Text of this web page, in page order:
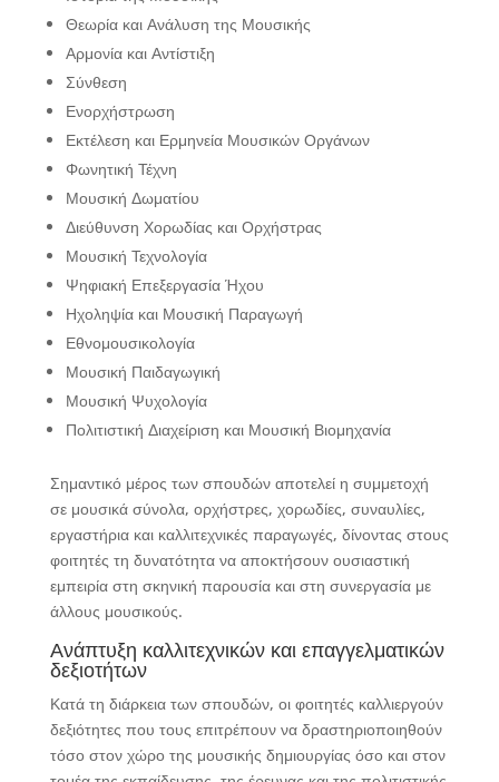
Θεωρία και Ανάλυση της Μουσικής
Αρμονία και Αντίστιξη
Σύνθεση
Ενορχήστρωση
Εκτέλεση και Ερμηνεία Μουσικών Οργάνων
Φωνητική Τέχνη
Μουσική Δωματίου
Διεύθυνση Χορωδίας και Ορχήστρας
Μουσική Τεχνολογία
Ψηφιακή Επεξεργασία Ήχου
Ηχοληψία και Μουσική Παραγωγή
Εθνομουσικολογία
Μουσική Παιδαγωγική
Μουσική Ψυχολογία
Πολιτιστική Διαχείριση και Μουσική Βιομηχανία
Σημαντικό μέρος των σπουδών αποτελεί η συμμετοχή
σε μουσικά σύνολα, ορχήστρες, χορωδίες, συναυλίες,
εργαστήρια και καλλιτεχνικές παραγωγές, δίνοντας στους
φοιτητές τη δυνατότητα να αποκτήσουν ουσιαστική
εμπειρία στη σκηνική παρουσία και στη συνεργασία με
άλλους μουσικούς.
Ανάπτυξη καλλιτεχνικών και επαγγελματικών
δεξιοτήτων
Κατά τη διάρκεια των σπουδών, οι φοιτητές καλλιεργούν
δεξιότητες που τους επιτρέπουν να δραστηριοποιηθούν
τόσο στον χώρο της μουσικής δημιουργίας όσο και στον